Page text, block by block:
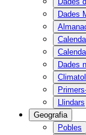
Dades
Dades
Llindars
Geografia
Pobles